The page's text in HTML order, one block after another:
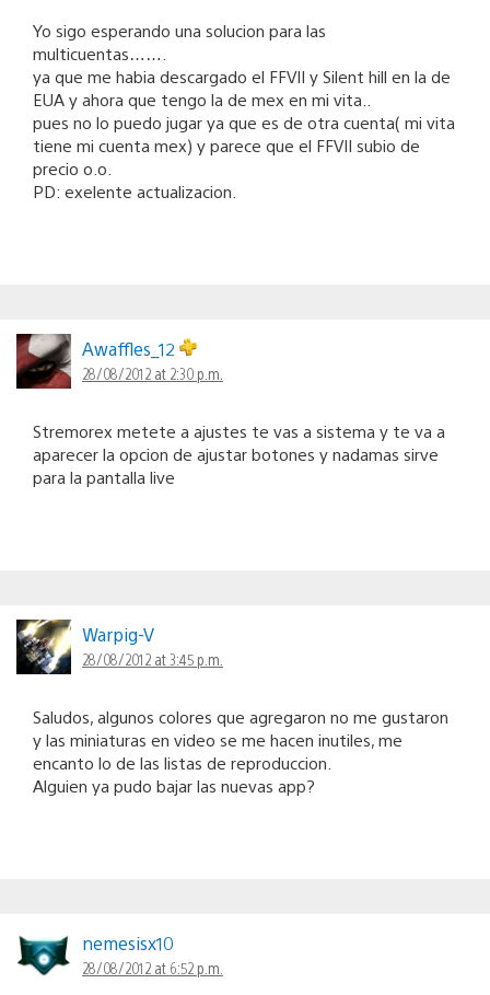
Yo sigo esperando una solucion para las
multicuentas…….
ya que me habia descargado el FFVII y Silent hill en la de
EUA y ahora que tengo la de mex en mi vita..
pues no lo puedo jugar ya que es de otra cuenta( mi vita
tiene mi cuenta mex) y parece que el FFVII subio de
precio o.o.
PD: exelente actualizacion.
Awaffles_12
28/08/2012 at 2:30 p.m.
Stremorex metete a ajustes te vas a sistema y te va a
aparecer la opcion de ajustar botones y nadamas sirve
para la pantalla live
Warpig-V
28/08/2012 at 3:45 p.m.
Saludos, algunos colores que agregaron no me gustaron
y las miniaturas en video se me hacen inutiles, me
encanto lo de las listas de reproduccion.
Alguien ya pudo bajar las nuevas app?
nemesisx10
28/08/2012 at 6:52 p.m.